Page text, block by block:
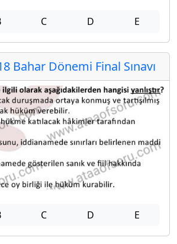
C D E
Bahar Dönemi Final Sınavı
C D E